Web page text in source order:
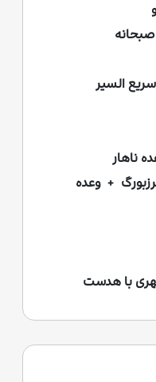
السیر
ناهار
+ وعده
با هدست